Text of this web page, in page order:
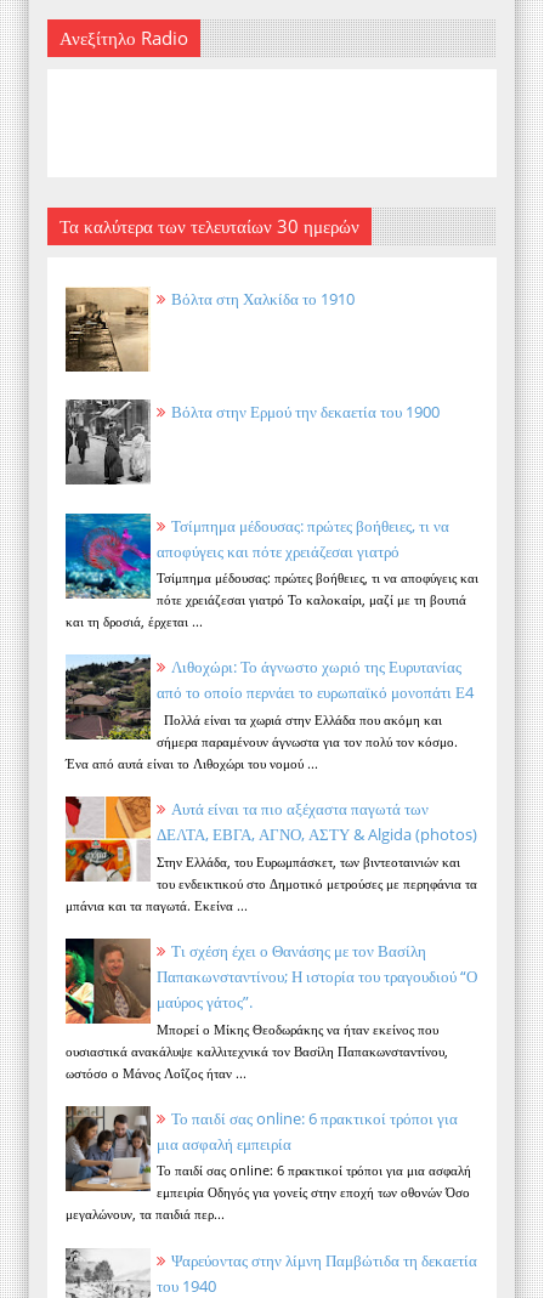
Ανεξίτηλο Radio
Τα καλύτερα των τελευταίων 30 ημερών
Βόλτα στη Χαλκίδα το 1910
Βόλτα στην Ερμού την δεκαετία του 1900
Τσίμπημα μέδουσας: πρώτες βοήθειες, τι να
αποφύγεις και πότε χρειάζεσαι γιατρό
Τσίμπημα μέδουσας: πρώτες βοήθειες, τι να αποφύγεις και
πότε χρειάζεσαι γιατρό Το καλοκαίρι, μαζί με τη βουτιά
και τη δροσιά, έρχεται ...
Λιθοχώρι: Το άγνωστο χωριό της Ευρυτανίας
από το οποίο περνάει το ευρωπαϊκό μονοπάτι Ε4
Πολλά είναι τα χωριά στην Ελλάδα που ακόμη και
σήμερα παραμένουν άγνωστα για τον πολύ τον κόσμο.
Ένα από αυτά είναι το Λιθοχώρι του νομού ...
Αυτά είναι τα πιο αξέχαστα παγωτά των
ΔΕΛΤΑ, ΕΒΓΑ, ΑΓΝΟ, ΑΣΤΥ & Algida (photos)
Στην Ελλάδα, του Ευρωμπάσκετ, των βιντεοταινιών και
του ενδεικτικού στο Δημοτικό μετρούσες με περηφάνια τα
μπάνια και τα παγωτά. Εκείνα ...
Τι σχέση έχει ο Θανάσης με τον Βασίλη
Παπακωνσταντίνου; Η ιστορία του τραγουδιού “Ο
μαύρος γάτος”.
Μπορεί ο Μίκης Θεοδωράκης να ήταν εκείνος που
ουσιαστικά ανακάλυψε καλλιτεχνικά τον Βασίλη Παπακωνσταντίνου,
ωστόσο ο Μάνος Λοΐζος ήταν ...
Το παιδί σας online: 6 πρακτικοί τρόποι για
μια ασφαλή εμπειρία
Το παιδί σας online: 6 πρακτικοί τρόποι για μια ασφαλή
εμπειρία Οδηγός για γονείς στην εποχή των οθονών Όσο
μεγαλώνουν, τα παιδιά περ...
Ψαρεύοντας στην λίμνη Παμβώτιδα τη δεκαετία
του 1940